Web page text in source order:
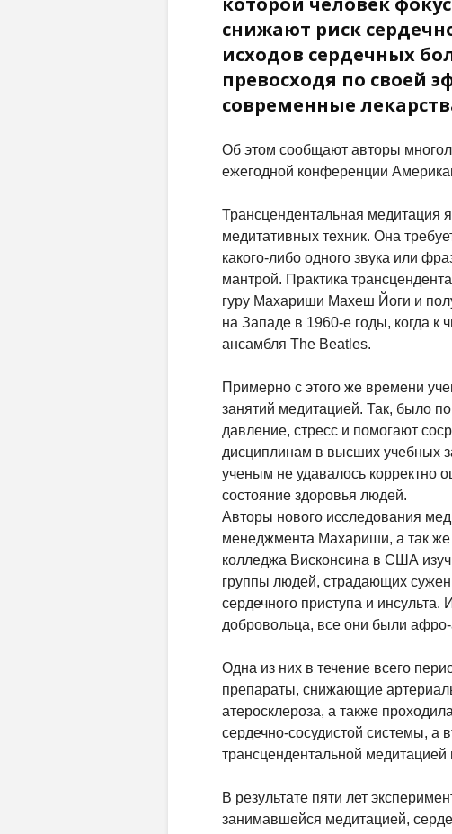
снижают риск
исходов сердечных
превосходя по своей
современные
Об этом сообщают авторы
ежегодной конференции
Трансцендентальная медитация
медитативных техник. Она
какого-либо одного звука или
мантрой. Практика
гуру Махариши Махеш Йоги и
на Западе в 1960-е годы, когда к
ансамбля The Beatles.
Примерно с этого же времени
занятий медитацией. Так, было
давление, стресс и помогают
дисциплинам в высших учебных
ученым не удавалось корректно
состояние здоровья людей.
Авторы нового исследования
менеджмента Махариши, а так же
колледжа Висконсина в США
группы людей, страдающих
сердечного приступа и инсульта.
добровольца, все они были
Одна из них в течение всего
препараты, снижающие
атеросклероза, а также
сердечно-сосудистой системы, а
трансцендентальной медитацией
В результате пяти лет
занимавшейся медитацией,